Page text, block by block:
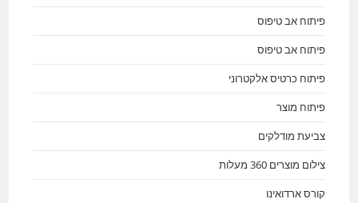
פיתוח אב טיפוס
פיתוח אב טיפוס
פיתוח כרטיס אלקטרוני
פיתוח מוצר
צביעת מודלקים
צילום מוצרים 360 מעלות
קורס ארדואינו